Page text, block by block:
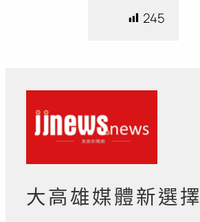
245
大高雄媒體新選擇